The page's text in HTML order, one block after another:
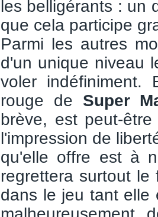
les belligérants : un
que cela participe
Parmi les autres
d'un unique niveau
voler indéfiniment.
rouge de Super
brève, est peut-
l'impression de
qu'elle offre est à
regrettera surtout le
dans le jeu tant elle